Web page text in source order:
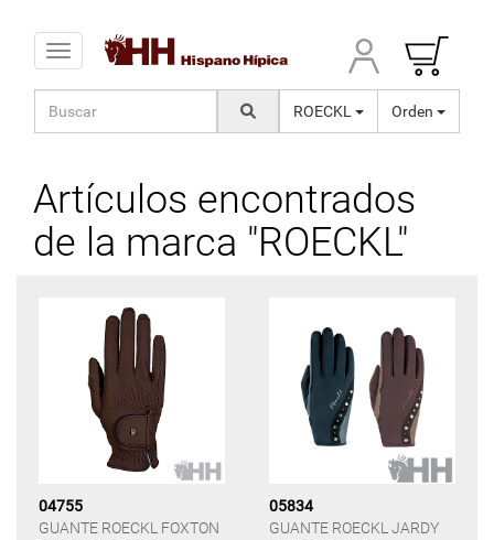
Toggle navigation
ROECKL Orden
Artículos encontrados
de la marca "ROECKL"
04755
GUANTE ROECKL FOXTON
05834
GUANTE ROECKL JARDY